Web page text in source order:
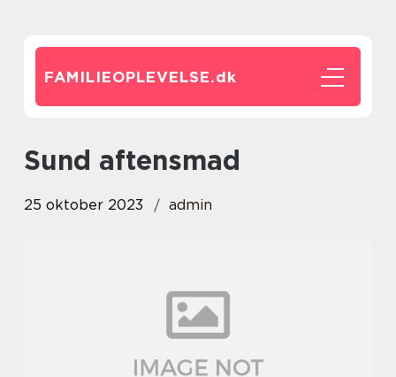
FAMILIEOPLEVELSE.dk
sund aftensmad
25 oktober 2023 admin